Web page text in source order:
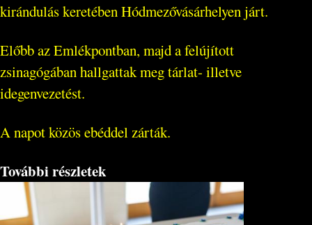
kirándulás keretében Hódmezővásárhelyen járt.
Előbb az Emlékpontban, majd a felújított
zsinagógában hallgattak meg tárlat- illetve
idegenvezetést.
A napot közös ebéddel zárták.
További részletek